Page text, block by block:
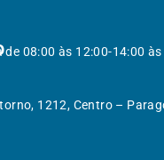
de 08:00 às 12:00-14:00
1212, Centro –